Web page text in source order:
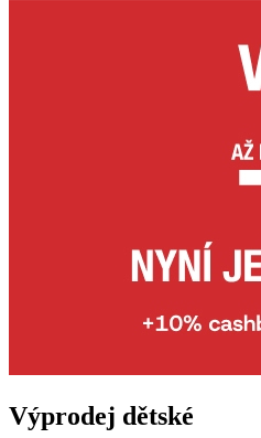
Výprodej dětské